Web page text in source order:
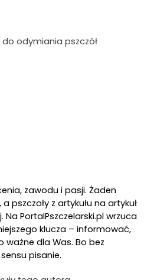
odymiania pszczół
zawodu i pasji. Żaden
pszczoły z artykułu na artykuł
PortalPszczelarski.pl wrzuca
klucza – informować,
ważne dla Was. Bo bez
pisanie.